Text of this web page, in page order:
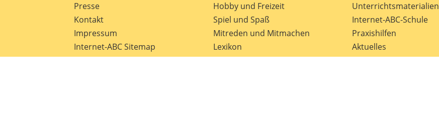
Presse
Kontakt
Impressum
Internet-ABC Sitemap
Barrierefreiheit
Hobby und Freizeit
Spiel und Spaß
Mitreden und Mitmachen
Lexikon
Datenschutz
Unterrichts­materialien
Internet-ABC-Schule
Praxishilfen
Aktuelles
Materialbestellung